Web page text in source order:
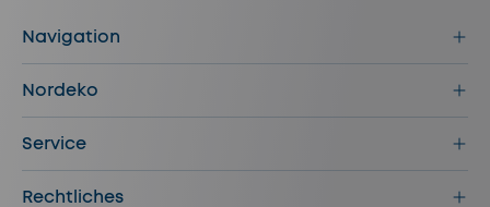
Navigation
Nordeko
Service
Rechtliches